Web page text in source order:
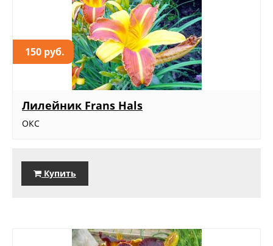
150 руб.
Лилейник Frans Hals
ОКС
Купить